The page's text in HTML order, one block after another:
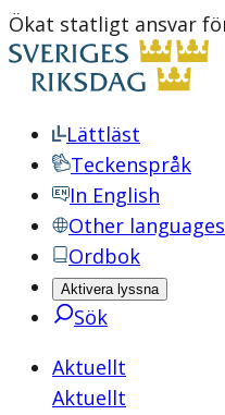
Ökat statligt ansvar
Lättläst
Teckenspråk
In English
Other languages
Ordbok
Aktivera lyssna
Sök
Aktuellt
Aktuellt